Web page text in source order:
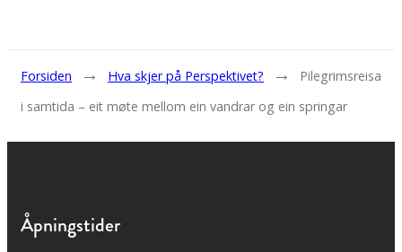
Forsiden → Hva skjer på Perspektivet? →
Pilegrimsreisa
i samtida – eit møte mellom ein vandrar og ein springar
Åpningstider